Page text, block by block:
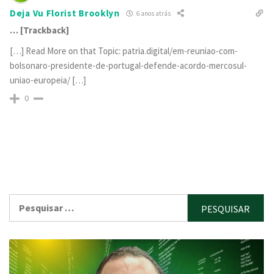
Deja Vu Florist Brooklyn 6 anos atrás
… [Trackback]
[…] Read More on that Topic: patria.digital/em-reuniao-com-
bolsonaro-presidente-de-portugal-defende-acordo-mercosul-
uniao-europeia/ […]
0
por: